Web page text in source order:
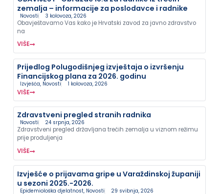
zemalja – informacije za poslodavce i radnike
Novosti 3 kolovoza, 2026
Obavještavamo Vas kako je Hrvatski zavod za javno zdravstvo
na
VIŠE
Prijedlog Polugodišnjeg izvještaja o izvršenju
Financijskog plana za 2026. godinu
Izvješća, Novosti 1 kolovoza, 2026
VIŠE
Zdravstveni pregled stranih radnika
Novosti 24 srpnja, 2026
Zdravstveni pregled državljana trećih zemalja u viznom režimu
prije produljenja
VIŠE
Izvješće o prijavama gripe u Varaždinskoj županiji
u sezoni 2025.-2026.
Epidemiološka djelatnost, Novosti 29 svibnja, 2026